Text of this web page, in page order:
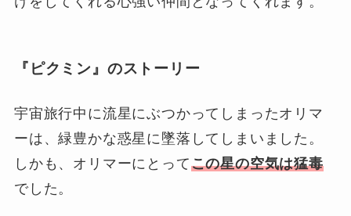
『ピクミン』のストーリー
宇宙旅行中に流星にぶつかってしまったオリマ
ーは、緑豊かな惑星に墜落してしまいました。
しかも、オリマーにとってこの星の空気は猛毒
でした。